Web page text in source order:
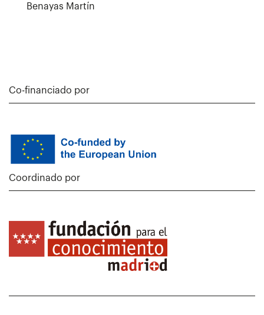
Benayas Martín
Co-financiado por
Coordinado por